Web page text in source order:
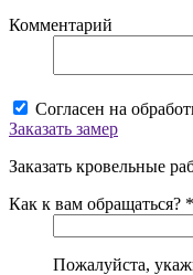
Комментарий
Согласен на
Заказать замер
Заказать кровельные
Как к вам обращаться? *
Пожалуйста,